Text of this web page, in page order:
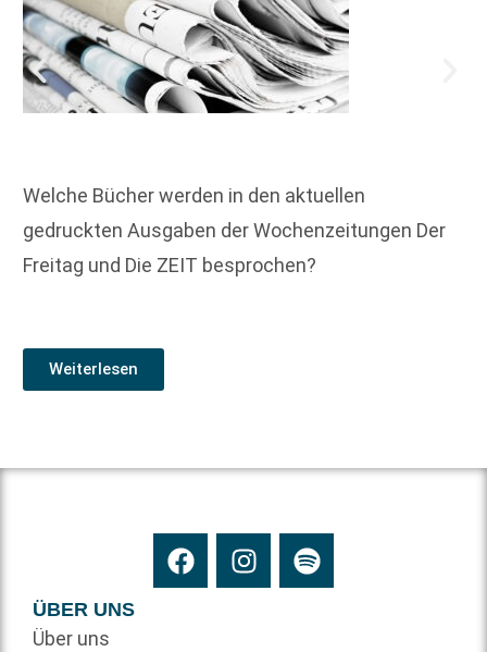
Welche Bücher werden in den aktuellen
gedruckten Ausgaben der Wochenzeitungen Der
Freitag und Die ZEIT besprochen?
Weiterlesen
ÜBER UNS
Über uns